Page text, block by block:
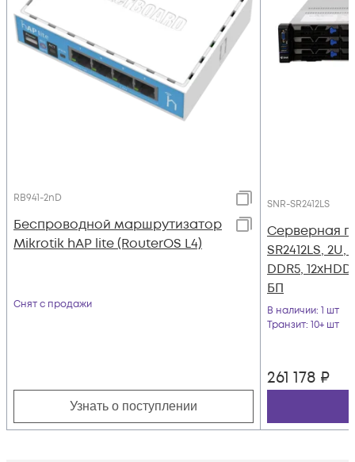
RB941-2nD
Беспроводной маршрутизатор
Mikrotik hAP lite (RouterOS L4)
Снят с продажи
Узнать о поступлении
SNR-SR2412LS
Серверная
SR2412LS,
DDR5,
БП
В наличии: 1 шт
Транзит: 10+ шт
261 178 ₽